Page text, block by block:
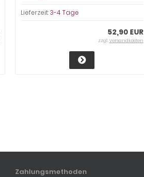
Lieferzeit:3-4 Tage
52,90 EUR
zzgl.Versandkosten
Zahlungsmethoden